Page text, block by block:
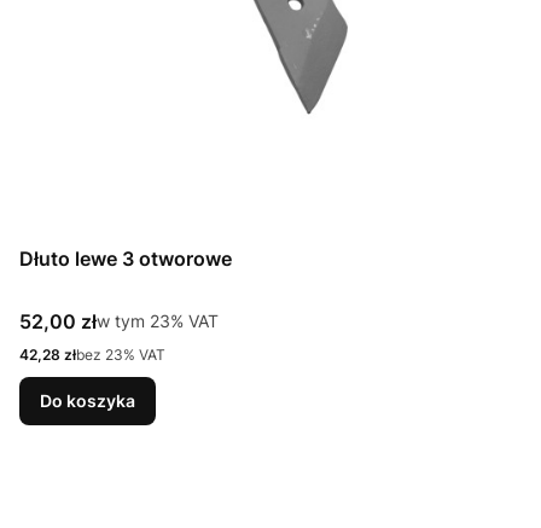
Dłuto lewe 3 otworowe
Cena brutto
52,00 złw tym %s VAT
w tym 23% VAT
Cena netto
42,28 złbez 23% VAT
Do koszyka